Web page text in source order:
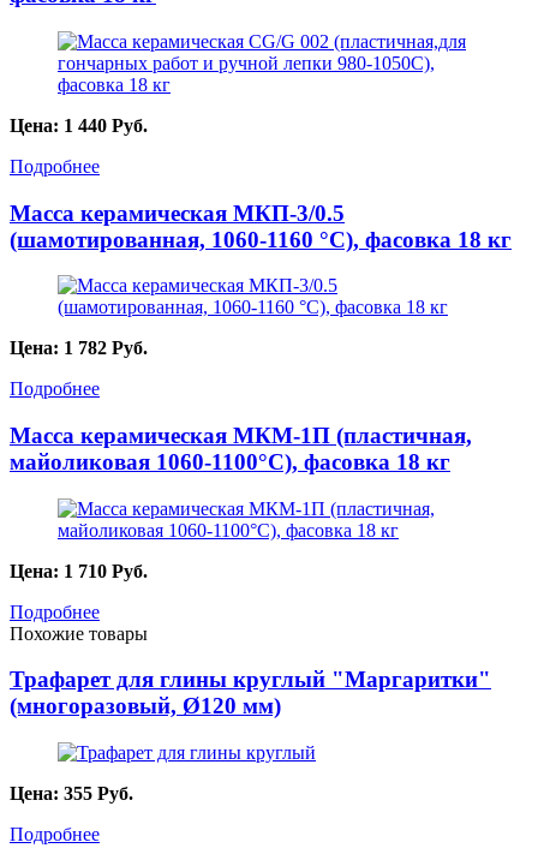
Цена: 1 440 Руб.
Подробнее
Масса керамическая МКП-3/0.5
(шамотированная, 1060-1160 °C), фасовка 18 кг
Цена: 1 782 Руб.
Подробнее
Масса керамическая МКМ-1П (пластичная,
майоликовая 1060-1100°С), фасовка 18 кг
Цена: 1 710 Руб.
Подробнее
Похожие товары
Трафарет для глины круглый "Маргаритки"
(многоразовый, Ø120 мм)
Цена: 355 Руб.
Подробнее